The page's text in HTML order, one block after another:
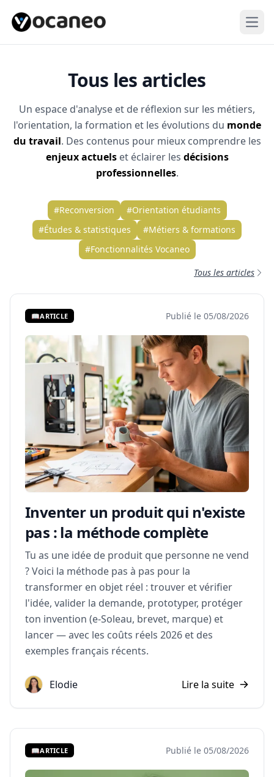
Tous les articles
Un espace d'analyse et de réflexion sur les métiers,
l'orientation, la formation et les évolutions du monde
du travail. Des contenus pour mieux comprendre les
enjeux actuelset éclairer les décisions
professionnelles.
#Reconversion
#Orientation étudiants
#Études & statistiques
#Métiers & formations
#Fonctionnalités Vocaneo
Tous les articles
📖ARTICLE Publié le 05/08/2026
Inventer un produit qui n'existe
pas : la méthode complète
Tu as une idée de produit que personne ne vend
? Voici la méthode pas à pas pour la
transformer en objet réel : trouver et vérifier
l'idée, valider la demande, prototyper, protéger
ton invention (e-Soleau, brevet, marque) et
lancer — avec les coûts réels 2026 et des
exemples français récents.
Elodie Lire la suite
📖ARTICLE Publié le 05/08/2026